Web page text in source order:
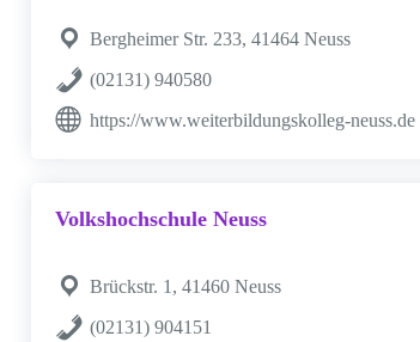
Bergheimer Str. 233, 41464 Neuss
(02131) 940580
https://www.weiterbildungskolleg-neuss.de
Volkshochschule Neuss
Brückstr. 1, 41460 Neuss
(02131) 904151